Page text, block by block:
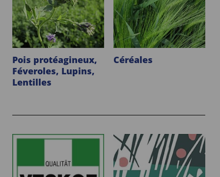
Pois protéagineux,
Féveroles, Lupins,
Lentilles
Céréales